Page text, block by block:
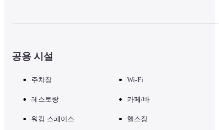
공용 시설
주차장 Wi-Fi
레스토랑 카페/바
워킹 스페이스 헬스장